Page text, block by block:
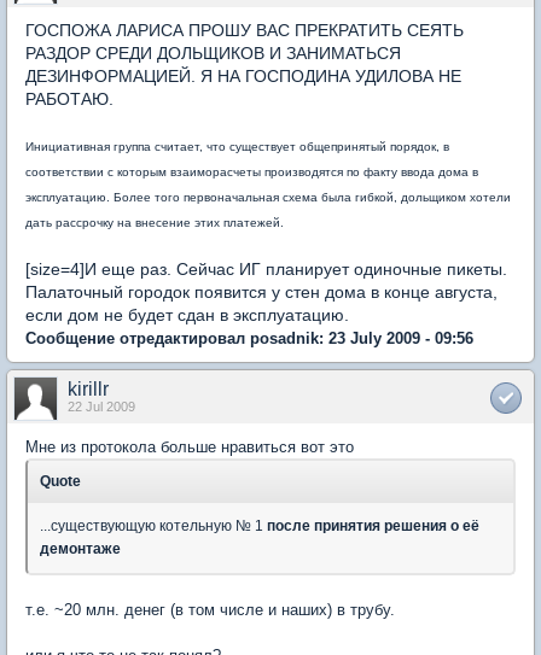
ГОСПОЖА ЛАРИСА ПРОШУ ВАС ПРЕКРАТИТЬ СЕЯТЬ
РАЗДОР СРЕДИ ДОЛЬЩИКОВ И ЗАНИМАТЬСЯ
ДЕЗИНФОРМАЦИЕЙ. Я НА ГОСПОДИНА УДИЛОВА НЕ
РАБОТАЮ.
Инициативная группа считает, что существует общепринятый порядок, в
соответствии с которым взаиморасчеты производятся по факту ввода дома в
эксплуатацию. Более того первоначальная схема была гибкой, дольщиком хотели
дать рассрочку на внесение этих платежей.
[size=4]И еще раз. Сейчас ИГ планирует одиночные пикеты.
Палаточный городок появится у стен дома в конце августа,
если дом не будет сдан в эксплуатацию.
Сообщение отредактировал posadnik: 23 July 2009 - 09:56
kirillr
22 Jul 2009
Мне из протокола больше нравиться вот это
Quote
...существующую котельную № 1 после принятия решения о её
демонтаже
т.е. ~20 млн. денег (в том числе и наших) в трубу.